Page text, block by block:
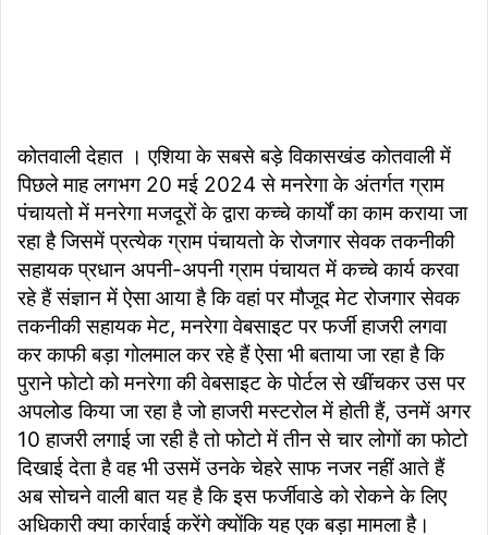
कोतवाली देहात । एशिया के सबसे बड़े विकासखंड कोतवाली में
पिछले माह लगभग 20 मई 2024 से मनरेगा के अंतर्गत ग्राम
पंचायतो में मनरेगा मजदूरों के द्वारा कच्चे कार्यों का काम कराया जा
रहा है जिसमें प्रत्येक ग्राम पंचायतो के रोजगार सेवक तकनीकी
सहायक प्रधान अपनी-अपनी ग्राम पंचायत में कच्चे कार्य करवा
रहे हैं संज्ञान में ऐसा आया है कि वहां पर मौजूद मेट रोजगार सेवक
तकनीकी सहायक मेट, मनरेगा वेबसाइट पर फर्जी हाजरी लगवा
कर काफी बड़ा गोलमाल कर रहे हैं ऐसा भी बताया जा रहा है कि
पुराने फोटो को मनरेगा की वेबसाइट के पोर्टल से खींचकर उस पर
अपलोड किया जा रहा है जो हाजरी मस्टरोल में होती हैं, उनमें अगर
10 हाजरी लगाई जा रही है तो फोटो में तीन से चार लोगों का फोटो
दिखाई देता है वह भी उसमें उनके चेहरे साफ नजर नहीं आते हैं
अब सोचने वाली बात यह है कि इस फर्जीवाडे को रोकने के लिए
अधिकारी क्या कार्रवाई करेंगे क्योंकि यह एक बड़ा मामला है।